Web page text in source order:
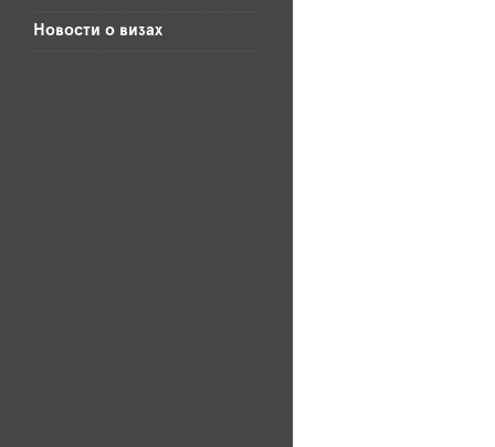
Новости о визах